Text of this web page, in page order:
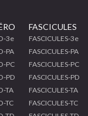
3e
PA
PC
PD
TA
TC
FASCICULES
FASCICULES-3e
FASCICULES-PA
FASCICULES-PC
FASCICULES-PD
FASCICULES-TA
FASCICULES-TC